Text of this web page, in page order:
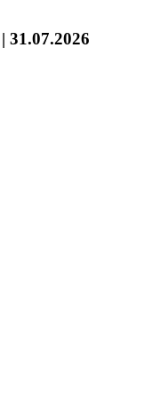
| 31.07.2026